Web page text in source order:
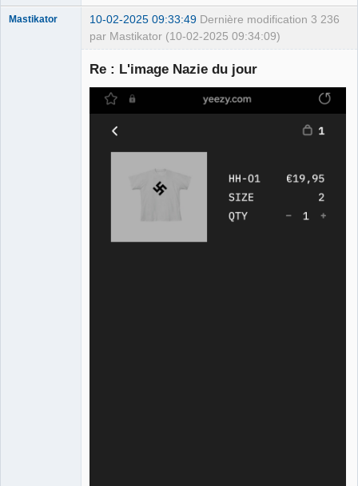
3 236
Mastikator 10-02-2025 09:33:49 Dernière modification
par Mastikator (10-02-2025 09:34:09)
Re : L'image Nazie du jour